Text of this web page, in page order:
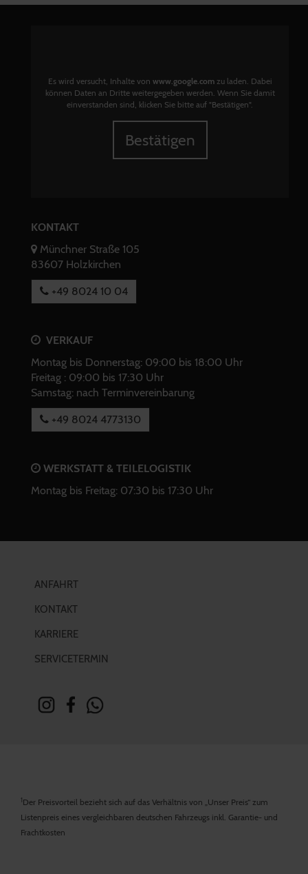
Es wird versucht, Inhalte von www.google.comzu laden. Dabei
können Daten an Dritte weitergegeben werden. Wenn Sie damit
einverstanden sind, klicken Sie bitte auf "Bestätigen".
Bestätigen
KONTAKT
Münchner Straße 105
83607 Holzkirchen
+49 8024 10 04
VERKAUF
Montag bis Donnerstag: 09:00 bis 18:00 Uhr
Freitag : 09:00 bis 17:30 Uhr
Samstag: nach Terminvereinbarung
+49 8024 4773130
WERKSTATT & TEILELOGISTIK
Montag bis Freitag: 07:30 bis 17:30 Uhr
ANFAHRT
KONTAKT
KARRIERE
SERVICETERMIN
1Der Preisvorteil bezieht sich auf das Verhältnis von „Unser Preis“ zum
Listenpreis eines vergleichbaren deutschen Fahrzeugs inkl. Garantie- und
Frachtkosten